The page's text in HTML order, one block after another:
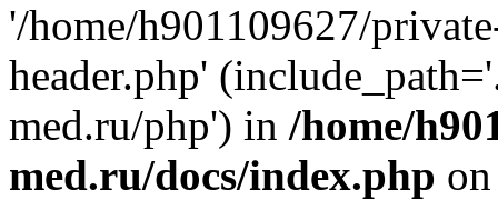
'/home/h901109627/
header.php'
med.ru/php') in /home/
med.ru/docs/index.php